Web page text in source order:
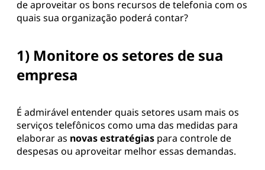
de aproveitar os bons recursos de telefonia com os
quais sua organização poderá contar?
1) Monitore os setores de sua
empresa
É admirável entender quais setores usam mais os
serviços telefônicos como uma das medidas para
elaborar as novas estratégias para controle de
despesas ou aproveitar melhor essas demandas.